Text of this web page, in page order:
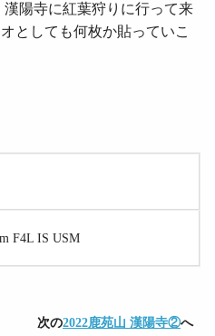
漢陽寺に紅葉狩りに行って来
としても何枚か貼っていこ
F4L IS USM
次の2022鹿苑山 漢陽寺②へ